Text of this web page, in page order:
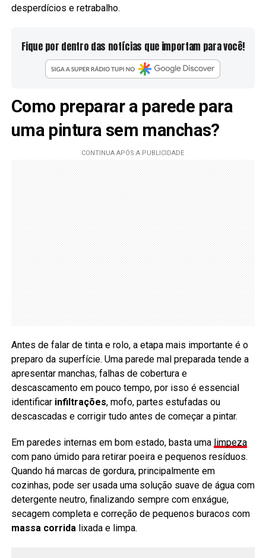
desperdícios e retrabalho.
Fique por dentro das notícias que importam para você!
Como preparar a parede para
uma pintura sem manchas?
Antes de falar de tinta e rolo, a etapa mais importante é o
preparo da superfície. Uma parede mal preparada tende a
apresentar manchas, falhas de cobertura e
descascamento em pouco tempo, por isso é essencial
identificar infiltrações, mofo, partes estufadas ou
descascadas e corrigir tudo antes de começar a pintar.
Em paredes internas em bom estado, basta uma limpeza
com pano úmido para retirar poeira e pequenos resíduos.
Quando há marcas de gordura, principalmente em
cozinhas, pode ser usada uma solução suave de água com
detergente neutro, finalizando sempre com enxágue,
secagem completa e correção de pequenos buracos com
massa corridalixada e limpa.